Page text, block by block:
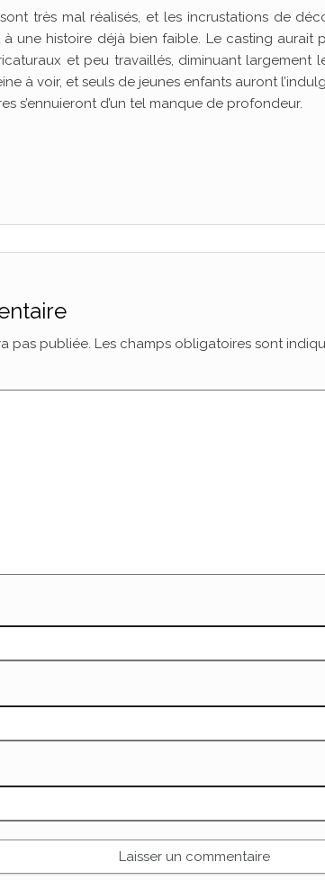
très mal réalisés, et les incrustations de
à une histoire déjà bien faible. Le casting
et peu travaillés, diminuant largement
à voir, et seuls de jeunes enfants auront
s’ennuieront d’un tel manque de profondeur.
pas publiée. Les champs obligatoires sont